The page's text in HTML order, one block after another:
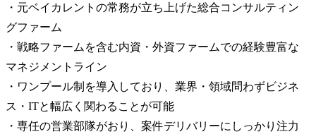
・元ベイカレントの常務が立ち上げた総合コンサルティン
グファーム
・戦略ファームを含む内資・外資ファームでの経験豊富な
マネジメントライン
・ワンプール制を導入しており、業界・領域問わずビジネ
ス・ITと幅広く関わることが可能
・専任の営業部隊がおり、案件デリバリーにしっかり注力